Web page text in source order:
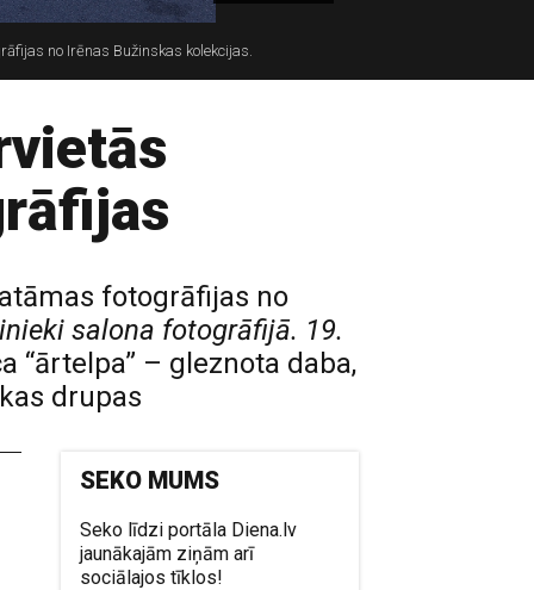
no Irēnas Bužinskas kolekcijas.
fotogrāfijas no
salona fotogrāfijā. 19.
“ārtelpa” – gleznota daba,
drupas
SEKO MUMS
Seko līdzi portāla Diena.lv
jaunākajām ziņām arī
sociālajos tīklos!